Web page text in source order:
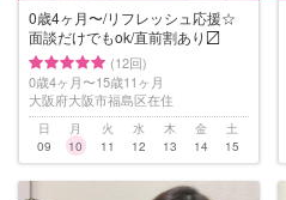
0歳4ヶ月〜/リフレッシュ応援☆
面談だけでもok/直前割あり〼
(12回)
0歳4ヶ月〜15歳11ヶ月
大阪府大阪市福島区在住
日
09
月
10
火
11
水
12
木
13
金
14
土
15